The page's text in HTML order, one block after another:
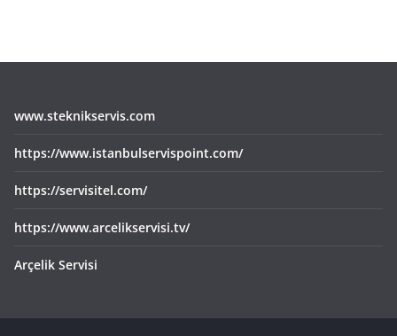
www.steknikservis.com
https://www.istanbulservispoint.com/
https://servisitel.com/
https://www.arcelikservisi.tv/
Arçelik Servisi